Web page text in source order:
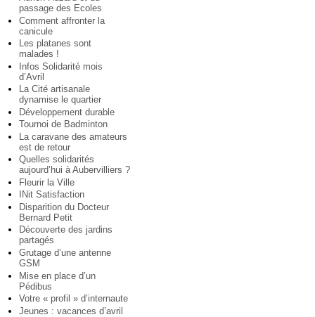
passage des Ecoles
Comment affronter la
canicule
Les platanes sont
malades !
Infos Solidarité mois
d’Avril
La Cité artisanale
dynamise le quartier
Développement durable
Tournoi de Badminton
La caravane des amateurs
est de retour
Quelles solidarités
aujourd’hui à Aubervilliers ?
Fleurir la Ville
INit Satisfaction
Disparition du Docteur
Bernard Petit
Découverte des jardins
partagés
Grutage d’une antenne
GSM
Mise en place d’un
Pédibus
Votre « profil » d’internaute
Jeunes : vacances d’avril